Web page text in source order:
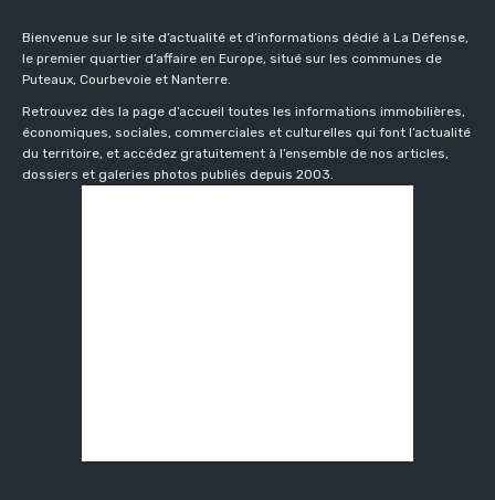
Bienvenue sur le site d’actualité et d’informations dédié à La Défense,
le premier quartier d’affaire en Europe, situé sur les communes de
Puteaux, Courbevoie et Nanterre.
Retrouvez dès la page d’accueil toutes les informations immobilières,
économiques, sociales, commerciales et culturelles qui font l’actualité
du territoire, et accédez gratuitement à l’ensemble de nos articles,
dossiers et galeries photos publiés depuis 2003.